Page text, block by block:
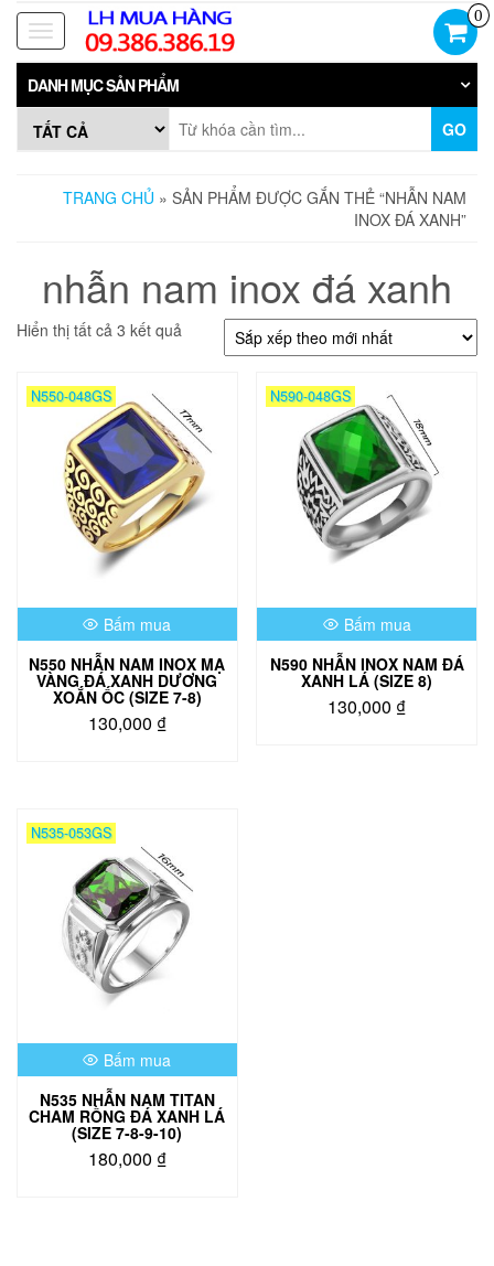
Skip
the
content
Toggle
navigation
0
DANH MỤC SẢN PHẨM
GO
TRANG CHỦ » SẢN PHẨM ĐƯỢC GẮN THẺ “NHẪN NAM
INOX ĐÁ XANH”
nhẫn nam inox đá xanh
Hiển thị tất cả 3 kết quả
mới
nhất
N550-048GS
Bấm mua
N550 NHẪN NAM INOX MẠ
VÀNG ĐÁ XANH DƯƠNG
XOẮN ỐC (SIZE 7-8)
130,000 ₫
nhiều
biến
thể.
Các
tùy
chọn
có
thể
chọn
trên
sản
phẩm
N590-048GS
Bấm mua
N590 NHẪN INOX NAM ĐÁ
XANH LÁ (SIZE 8)
130,000 ₫
N535-053GS
Bấm mua
N535 NHẪN NAM TITAN
CHAM RỒNG ĐÁ XANH LÁ
(SIZE 7-8-9-10)
180,000 ₫